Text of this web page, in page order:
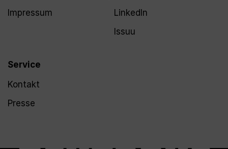
Impressum
Service
Kontakt
Presse
LinkedIn
Issuu